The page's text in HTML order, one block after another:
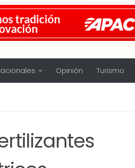
Opinión Turismo